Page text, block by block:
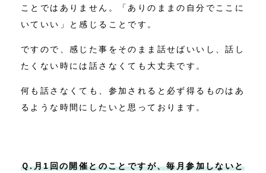
ことではありません。「ありのままの自分でここに
いていい」と感じることです。
ですので、感じた事をそのまま話せばいいし、話し
たくない時には話さなくても大丈夫です。
何も話さなくても、参加されると必ず得るものはあ
るような時間にしたいと思っております。
Ｑ.月1回の開催とのことですが、毎月参加しないと